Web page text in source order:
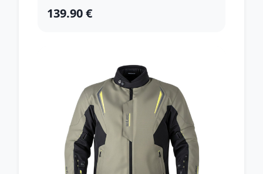
139.90 €